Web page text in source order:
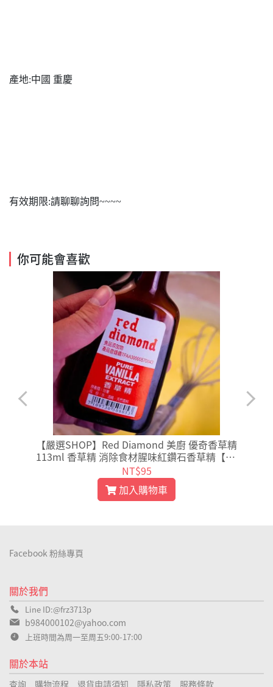
產地:中國 重慶
有效期限:請聊聊詢問~~~~
你可能會喜歡
【嚴選SHOP】Red Diamond 美廚 優奇香草精
113ml 香草精 消除食材腥味紅鑽石香草精【Z0
08】
NT$95
加入購物車
關於我們
Line ID:@frz3713p
b984000102@yahoo.com
上班時間為周一至周五9:00-17:00
關於本站
查詢 購物流程 退貨申請須知 隱私政策 服務條款
Facebook 粉絲專頁